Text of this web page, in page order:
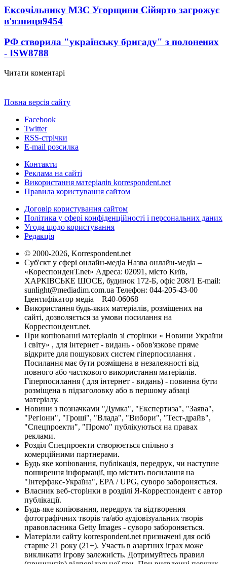
Ексочільнику МЗС Угорщини Сійярто загрожує
в'язниця9454
РФ створила "українську бригаду" з полонених
- ISW8788
Читати коментарі
Повна версія сайту
Facebook
Twitter
RSS-стрічки
E-mail розсилка
Контакти
Реклама на сайті
Використання матеріалів korrespondent.net
Правила користування сайтом
Договір користування сайтом
Політика у сфері конфіденційності і персональних даних
Угода щодо користування
Редакція
© 2000-2026, Korrespondent.net
Суб'єкт у сфері онлайн-медіа Назва онлайн-медіа –
«КореспонденТ.net» Адреса: 02091, місто Київ,
ХАРКІВСЬКЕ ШОСЕ, будинок 172-Б, офіс 208/1 E-mail:
sunlight@mediadim.com.ua Телефон: 044-205-43-00
Ідентифікатор медіа – R40-06068
Використання будь-яких матеріалів, розміщених на
сайті, дозволяється за умови посилання на
Корреспондент.net.
При копіюванні матеріалів зі сторінки « Новини України
і світу» , для інтернет - видань - обов'язкове пряме
відкрите для пошукових систем гіперпосилання .
Посилання має бути розміщена в незалежності від
повного або часткового використання матеріалів.
Гіперпосилання ( для інтернет - видань) - повинна бути
розміщена в підзаголовку або в першому абзаці
матеріалу.
Новини з позначками "Думка", "Експертиза", "Заява",
"Регіони", "Гроші", "Влада", "Вибори", "Тест-драйв",
"Спецпроекти", "Промо" публікуються на правах
реклами.
Розділ Спецпроекти створюється спільно з
комерційними партнерами.
Будь яке копіювання, публікація, передрук, чи наступне
поширення інформації, що містить посилання на
"Інтерфакс-Україна", EPA / UPG, суворо забороняється.
Власник веб-сторінки в розділі Я-Корреспондент є автор
публікації.
Будь-яке копіювання, передрук та відтворення
фотографічних творів та/або аудіовізуальних творів
правовласника Getty Images - суворо забороняється.
Матеріали сайту korrespondent.net призначені для осіб
старше 21 року (21+). Участь в азартних іграх може
викликати ігрову залежність. Дотримуйтесь правил